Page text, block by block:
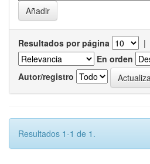
Resultados por página |
En orden
Autor/registro
Resultados 1-1 de 1.